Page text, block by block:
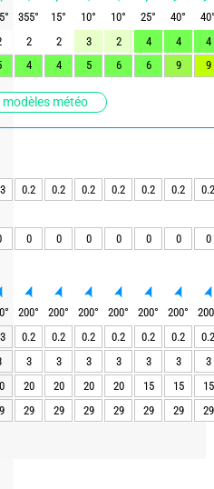
météo
° 355° 15° 10° 10° 25° 40° 40
2 2 3 2 4 4
4
4 4 5 6 6 9 9
0.2 0.2 0.2 0.2 0.2 0.2 0.2
0 0 0 0 0 0 0
° 200° 200° 200° 200° 200° 200°
200
0.2 0.2 0.2 0.2 0.2 0.2
0.2
3 3 3 3 3 3
3
20 20 20 20 15 15
15
29 29 29 29 29 29 29